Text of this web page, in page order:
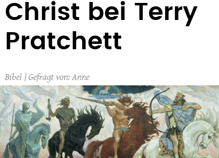
Christ bei Terry
Pratchett
Bibel Anne